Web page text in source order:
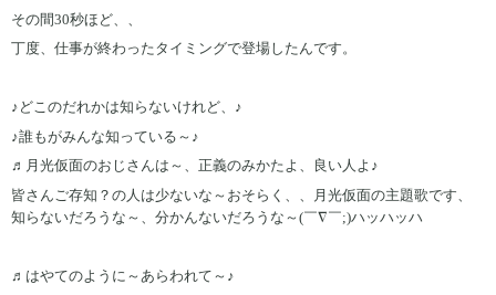
その間30秒ほど、、
丁度、仕事が終わったタイミングで登場したんです。
♪どこのだれかは知らないけれど、♪
♪誰もがみんな知っている～♪
♬月光仮面のおじさんは～、正義のみかたよ、良い人よ♪
皆さんご存知？の人は少ないな～おそらく、、月光仮面の主題歌です、
知らないだろうな～、分かんないだろうな～(￣∇￣;)ハッハッハ
♬はやてのように～あらわれて～♪